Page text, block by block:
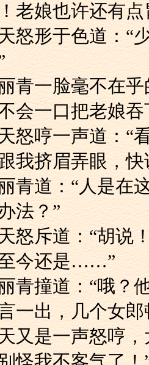
老娘也许还有点
于色道：“少
脸毫不在乎
会一口把老娘
一声道：“看
我挤眉弄眼，
：“人是在这
法？”
道：“胡说！
今还是……”
道：“哦？他
，几个女郎
是一声怒哼，